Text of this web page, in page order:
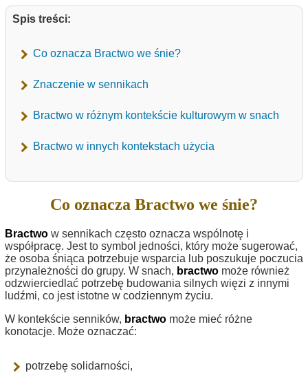
Spis treści:
Co oznacza Bractwo we śnie?
Znaczenie w sennikach
Bractwo w różnym kontekście kulturowym w snach
Bractwo w innych kontekstach użycia
Co oznacza Bractwo we śnie?
Bractwo w sennikach często oznacza wspólnotę i
współpracę. Jest to symbol jedności, który może sugerować,
że osoba śniąca potrzebuje wsparcia lub poszukuje poczucia
przynależności do grupy. W snach, bractwo może również
odzwierciedlać potrzebę budowania silnych więzi z innymi
ludźmi, co jest istotne w codziennym życiu.
W kontekście senników, bractwo może mieć różne
konotacje. Może oznaczać:
potrzebę solidarności,